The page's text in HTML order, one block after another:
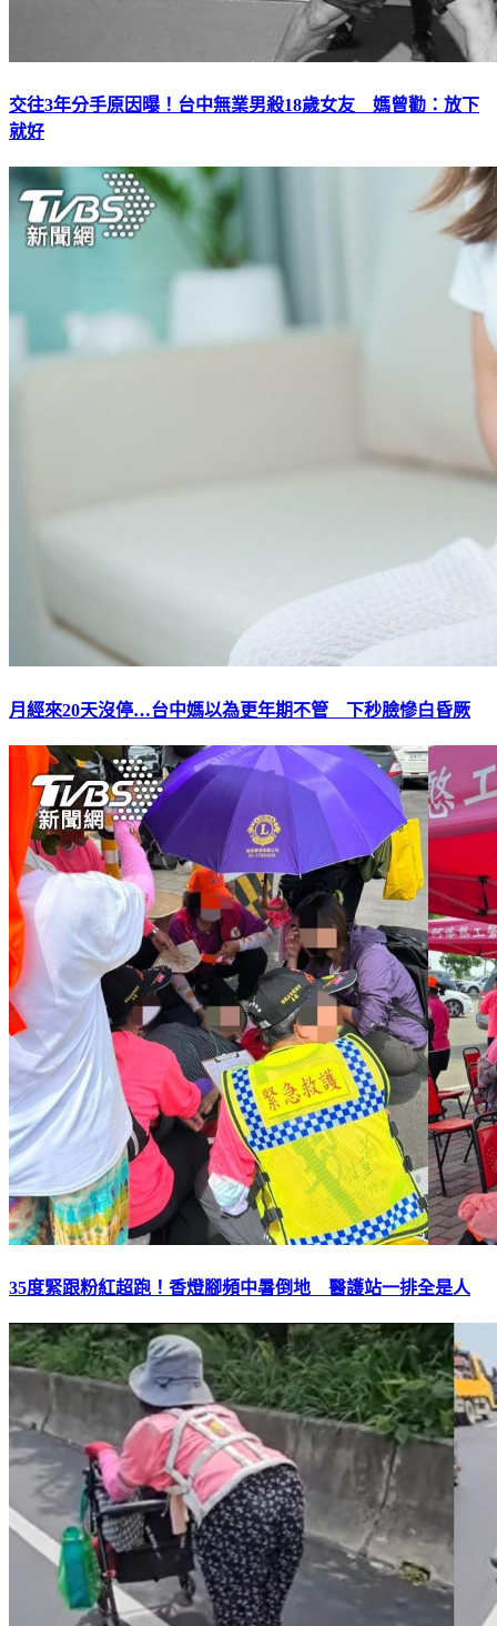
交往3年分手原因曝！台中無業男殺18歲女友 媽曾勸：放下
就好
月經來20天沒停…台中媽以為更年期不管 下秒臉慘白昏厥
35度緊跟粉紅超跑！香燈腳頻中暑倒地 醫護站一排全是人